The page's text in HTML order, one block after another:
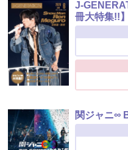
J-
冊大特集!!
関ジャニ∞